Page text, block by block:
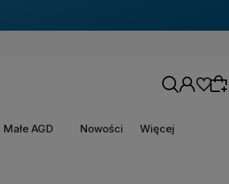
Małe AGD Nowości Więcej